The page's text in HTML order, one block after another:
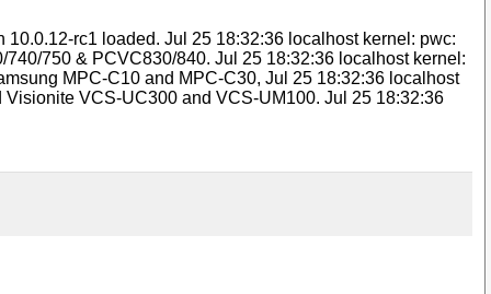
rc1 loaded. Jul 25 18:32:36 localhost kernel: pwc:
750 & PCVC830/840. Jul 25 18:32:36 localhost kernel:
MPC-C10 and MPC-C30, Jul 25 18:32:36 localhost
VCS-UC300 and VCS-UM100. Jul 25 18:32:36